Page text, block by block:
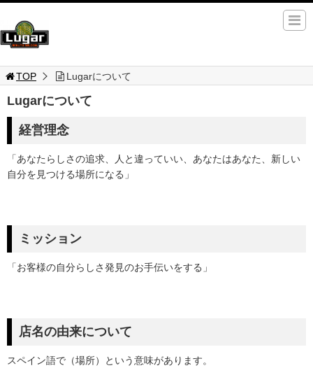
TOP Lugarについて
Lugarについて
経営理念
「あなたらしさの追求、人と違っていい、あなたはあなた、新しい
自分を見つける場所になる」
ミッション
「お客様の自分らしさ発見のお手伝いをする」
店名の由来について
スペイン語で（場所）という意味があります。